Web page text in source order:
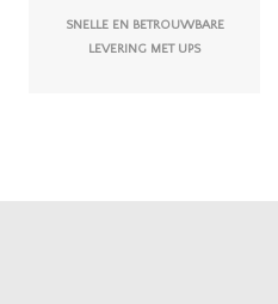
SNELLE EN BETROUWBARE
LEVERING MET UPS